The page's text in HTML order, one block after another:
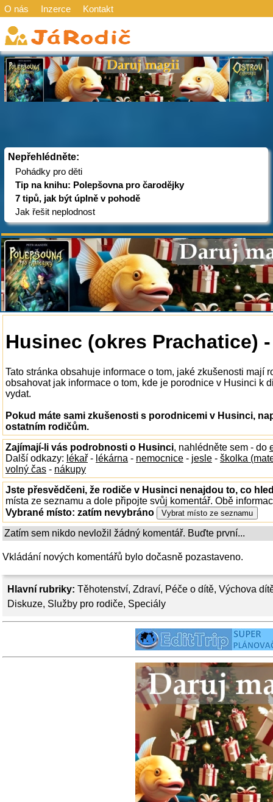
O nás Inzerce Kontakt
Nepřehlédněte:
Pohádky pro děti
Tip na knihu: Polepšovna pro čarodějky
7 tipů, jak být úplně v pohodě
Jak řešit neplodnost
Hlavní rubriky: Těhotenství, Zdraví, Péče o dítě, Výchova
Diskuze, Služby pro rodiče, Speciály
Husinec (okres Prachatice)
Tato stránka obsahuje informace o tom, jaké zkušenosti mají
obsahovat jak informace o tom, kde je porodnice v Husinci k
vydat.
Pokud máte sami zkušenosti s porodnicemi v Husinci,
ostatním rodičům.
Zajímají-li vás podrobnosti o Husinci, nahlédněte sem - do
Další odkazy: lékař - lékárna - nemocnice - jesle - školka
volný čas - nákupy
Jste přesvědčeni, že rodiče v Husinci nenajdou to, co
místa ze seznamu a dole připojte svůj komentář. Obě
Vybrané místo: zatím nevybráno
Zatím sem nikdo nevložil žádný komentář. Buďte první...
Vkládání nových komentářů bylo dočasně pozastaveno.